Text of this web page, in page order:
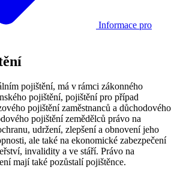
Informace pro
pojištění, má v rámci zákonného
pojištění, pojištění pro případ
pojištění zaměstnanců a důchodového
pojištění zemědělců právo na
udržení, zlepšení a obnovení jeho
ale také na ekonomické zabezpečení
invalidity a ve stáří. Právo na
mají také pozůstalí pojištěnce.